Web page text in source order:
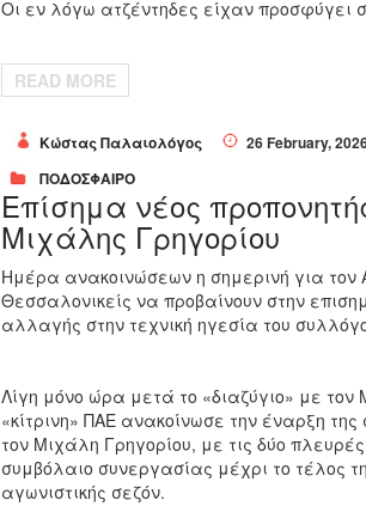
Οι εν λόγω ατζέντηδες είχαν προσφύγει
READ MORE
Κώστας Παλαιολόγος
26 February,
ΠΟΔΟΣΦΑΙΡΟ
Επίσημα νέος
Μιχάλης Γρηγορίου
Ημέρα ανακοινώσεων η σημερινή για τον
Θεσσαλονικείς να προβαίνουν στην
αλλαγής στην τεχνική ηγεσία του
Λίγη μόνο ώρα μετά το «διαζύγιο» με τον
«κίτρινη» ΠΑΕ ανακοίνωσε την έναρξη
τον Μιχάλη Γρηγορίου, με τις δύο
συμβόλαιο συνεργασίας μέχρι το τέλος
αγωνιστικής σεζόν.